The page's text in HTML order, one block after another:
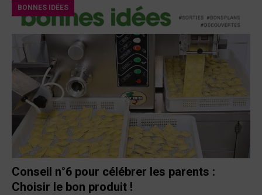
BONNES IDÉES
Conseil n°6 pour célébrer les parents :
Choisir le bon produit !